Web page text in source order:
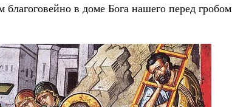
в доме Бога нашего перед гробом